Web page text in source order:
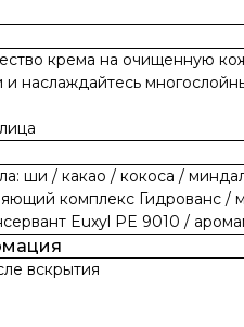
крема на очищенную
наслаждайтесь
ши / какао / кокоса /
комплекс Гидрованс /
Euxyl PE 9010 /
вскрытия